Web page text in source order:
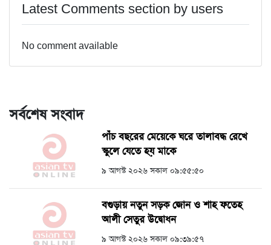
Latest Comments section by users
No comment available
সর্বশেষ সংবাদ
পাঁচ বছরের মেয়েকে ঘরে তালাবদ্ধ রেখে
স্কুলে যেতে হয় মাকে
৯ আগস্ট ২০২৬ সকাল ০৯:৫৫:৫০
বগুড়ায় নতুন সড়ক জোন ও শাহ ফতেহ
আলী সেতুর উদ্বোধন
৯ আগস্ট ২০২৬ সকাল ০৯:৩৯:৫৭